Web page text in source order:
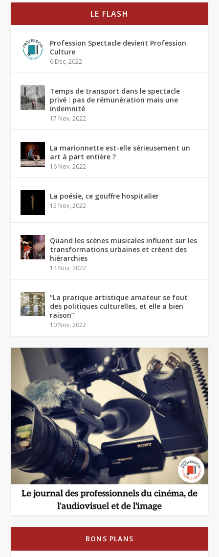
LE FLASH
Profession Spectacle devient Profession
Culture
6 Déc, 2022
Temps de transport dans le spectacle
privé : pas de rémunération mais une
indemnité
17 Nov, 2022
La marionnette est-elle sérieusement un
art à part entière ?
16 Nov, 2022
La poésie, ce gouffre hospitalier
15 Nov, 2022
Quand les scènes musicales influent sur les
transformations urbaines et créent des
hiérarchies
14 Nov, 2022
“La pratique artistique amateur se fout
des politiques culturelles, et elle a bien
raison”
10 Nov, 2022
BONS PLANS